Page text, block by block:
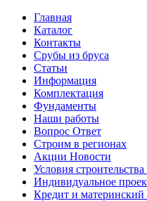
Главная
Каталог
Контакты
Срубы из бруса
Статьи
Информация
Комплектация
Фундаменты
Наши работы
Вопрос Ответ
Строим в регионах
Акции Новости
Условия
Индивидуальное
Кредит и материнский